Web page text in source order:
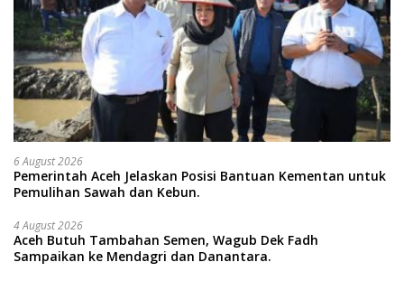
6 August 2026
Pemerintah Aceh Jelaskan Posisi Bantuan Kementan untuk
Pemulihan Sawah dan Kebun.
4 August 2026
Aceh Butuh Tambahan Semen, Wagub Dek Fadh
Sampaikan ke Mendagri dan Danantara.